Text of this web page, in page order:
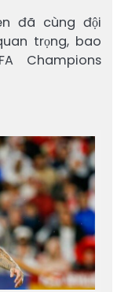
đã cùng đội
trọng, bao
Champions